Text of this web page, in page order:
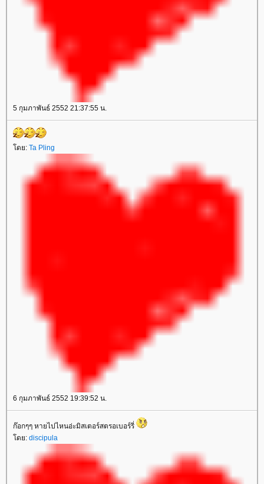
5 กุมภาพันธ์ 2552 21:37:55 น.
ดย: Ta Pling
6 กุมภาพันธ์ 2552 19:39:52 น.
ก๊อกๆๆ หายไปไหนอ่ะมิสเตอร์สตรอเบอร์รี่
ดย: discipula